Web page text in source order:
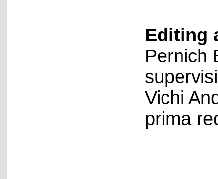
Editing
Pernich
Vichi
prima